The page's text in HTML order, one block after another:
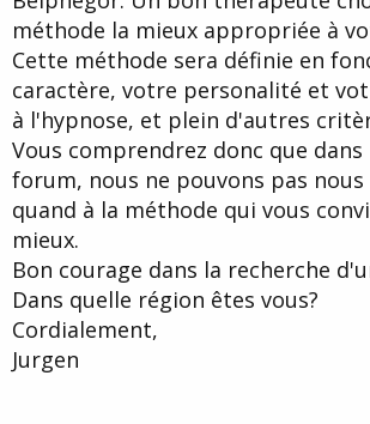
méthode la mieux appropriée à
Cette méthode sera définie en
caractère, votre personalité et
à l'hypnose, et plein d'autres
Vous comprendrez donc que dans
forum, nous ne pouvons pas
quand à la méthode qui vous
mieux.
Bon courage dans la recherche
Dans quelle région êtes vous?
Cordialement,
Jurgen